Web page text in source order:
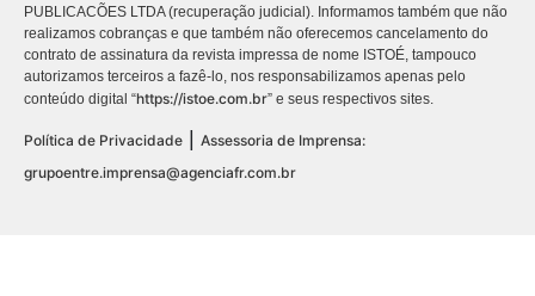
PUBLICACÕES LTDA (recuperação judicial). Informamos também que não
realizamos cobranças e que também não oferecemos cancelamento do
contrato de assinatura da revista impressa de nome ISTOÉ, tampouco
autorizamos terceiros a fazê-lo, nos responsabilizamos apenas pelo
conteúdo digital “https://istoe.com.br” e seus respectivos sites.
Política de Privacidade
Assessoria de Imprensa:
grupoentre.imprensa@agenciafr.com.br